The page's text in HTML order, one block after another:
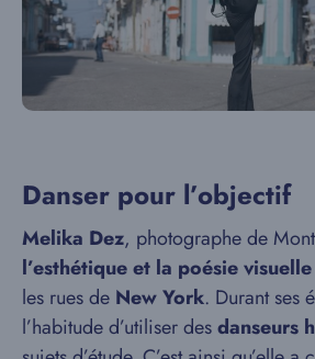
Danser pour l’objectif
Melika Dez, photographe de
l’esthétique et la poésie
les rues de New York. Durant ses
l’habitude d’utiliser desdanseurs